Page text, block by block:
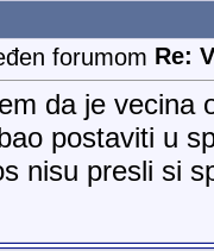
Re:
da je vecina
postaviti u
nisu presli si